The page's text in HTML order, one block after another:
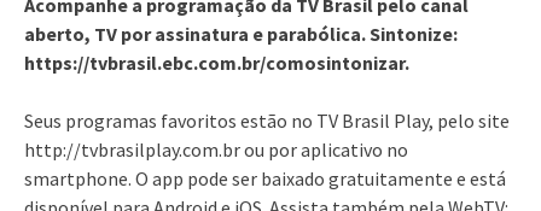
aberto, TV por assinatura e parabólica. Sintonize:
https://tvbrasil.ebc.com.br/comosintonizar.
Seus programas favoritos estão no TV Brasil Play, pelo site
http://tvbrasilplay.com.br ou por aplicativo no
smartphone. O app pode ser baixado gratuitamente e está